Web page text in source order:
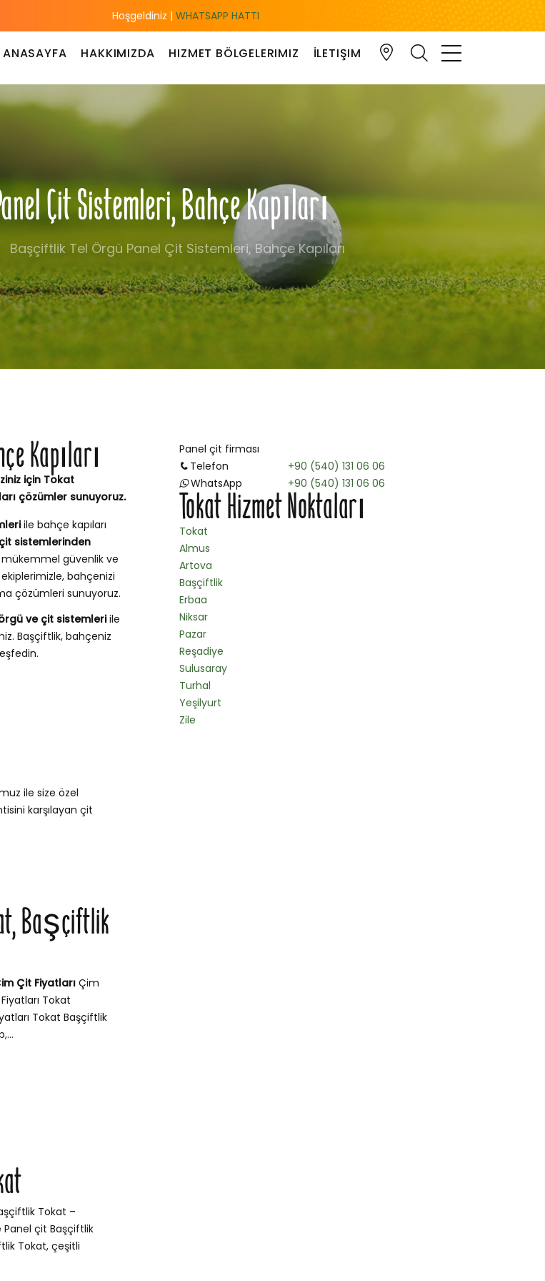
Hoşgeldiniz | WHATSAPP HATTI
ANASAYFA HAKKIMIZDA HIZMET BÖLGELERIMIZ İLETIŞIM
Çit Sistemleri, Bahçe Kapıları
Başçiftlik Tel Örgü Panel Çit Sistemleri, Bahçe Kapıları
Panel çit firması
Telefon
+90 (540) 131 06 06
WhatsApp
+90 (540) 131 06 06
Tokat Hizmet Noktaları
Tokat
Almus
Artova
Başçiftlik
Erbaa
Niksar
Pazar
Reşadiye
Sulusaray
Turhal
Yeşilyurt
Zile
Kapıları
için Tokat
çözümler sunuyoruz.
ile bahçe kapıları
sistemlerinden
güvenlik ve
bahçenizi
çözümleri sunuyoruz.
ve çit sistemleriile
Başçiftlik, bahçeniz
ile size özel
karşılayan çit
Başçiftlik
Çit Fiyatları Çim
Tokat
Tokat Başçiftlik
Tokat –
çit Başçiftlik
Tokat, çeşitli